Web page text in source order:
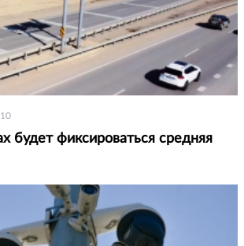
будет фиксироваться средняя